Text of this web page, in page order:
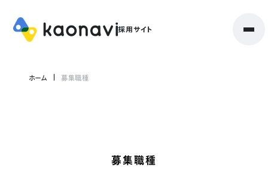
ホーム 募集職種
募集職種